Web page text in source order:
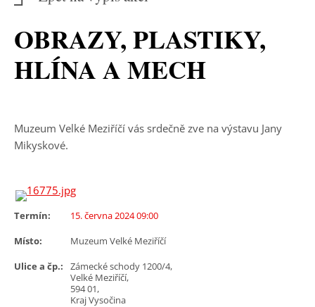
OBRAZY, PLASTIKY,
HLÍNA A MECH
Muzeum Velké Meziříčí vás srdečně zve na výstavu Jany
Mikyskové.
Termín:
15. června 2024 09:00
Místo:
Muzeum Velké Meziříčí
Ulice a čp.:
Zámecké schody 1200/4,
Velké Meziříčí,
594 01,
Kraj Vysočina